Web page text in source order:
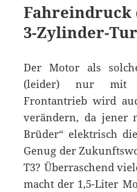
Fahreindruck
3-Zylinder-
Der Motor als
(leider) nur mit 6-
Frontantrieb wird
verändern, da jener
Brüder“ elektrisch
Genug der
T3? Überraschend
macht der 1,5-Liter